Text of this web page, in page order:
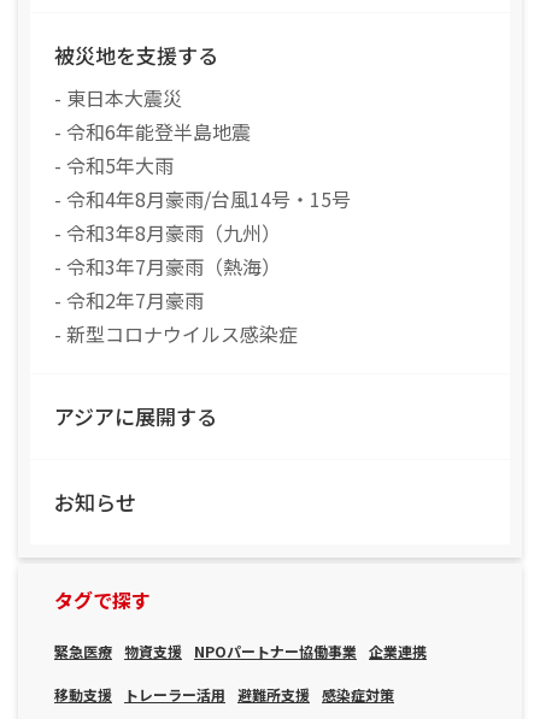
被災地を支援する
- 東日本大震災
- 令和6年能登半島地震
- 令和5年大雨
- 令和4年8月豪雨/台風14号・15号
- 令和3年8月豪雨（九州）
- 令和3年7月豪雨（熱海）
- 令和2年7月豪雨
- 新型コロナウイルス感染症
アジアに展開する
お知らせ
タグで探す
緊急医療 物資支援 NPOパートナー協働事業 企業連携
移動支援 トレーラー活用 避難所支援 感染症対策